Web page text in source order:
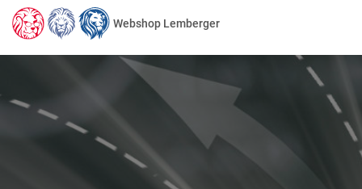
Webshop Lemberger